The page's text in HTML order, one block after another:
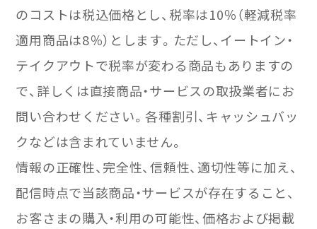
のコストは税込価格とし、税率は10％（軽減税率
適用商品は8％）とします。ただし、イートイン・
テイクアウトで税率が変わる商品もありますの
で、詳しくは直接商品・サービスの取扱業者にお
問い合わせください。各種割引、キャッシュバッ
クなどは含まれていません。
情報の正確性、完全性、信頼性、適切性等に加え、
配信時点で当該商品・サービスが存在すること、
お客さまの購入・利用の可能性、価格および掲載